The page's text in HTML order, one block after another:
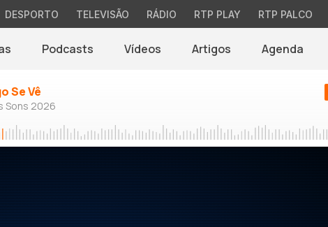
DESPORTO TELEVISÃO RÁDIO RTP PLAY RTP PALCO
Podcasts Vídeos Artigos Agenda
Se Vê
Sons 2026